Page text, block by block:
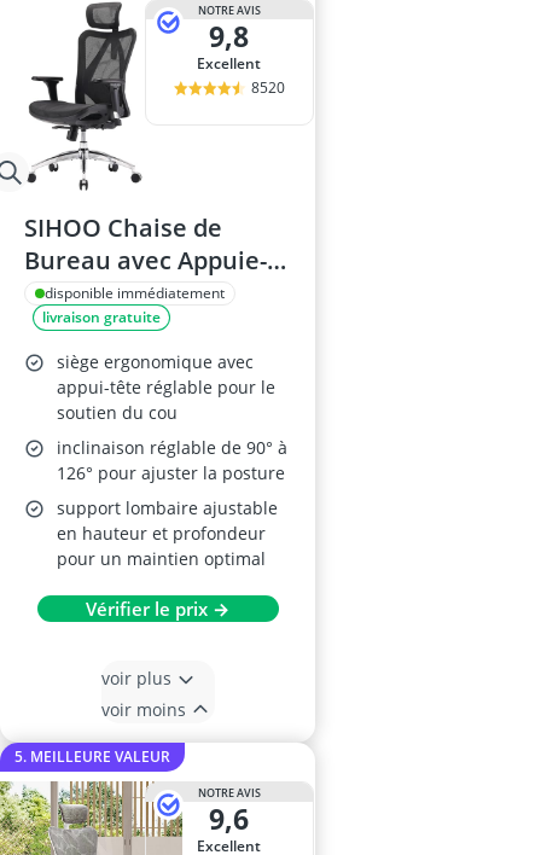
NOTRE AVIS
9,8
Excellent
8520
SIHOO Chaise de
Bureau avec Appuie-
tête Réglable
disponible immédiatement
livraison gratuite
siège ergonomique avec
appui-tête réglable pour le
soutien du cou
inclinaison réglable de 90° à
126° pour ajuster la posture
support lombaire ajustable
en hauteur et profondeur
pour un maintien optimal
Vérifier le prix →
voir plus
voir moins
5. MEILLEURE VALEUR
NOTRE AVIS
9,6
Excellent